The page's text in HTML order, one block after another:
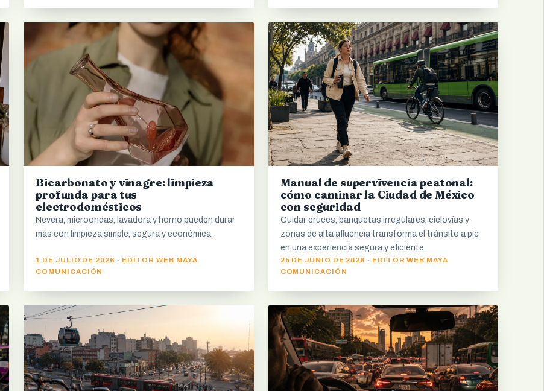
Bicarbonato y vinagre: limpieza
profunda para tus
electrodomésticos
Nevera, microondas, lavadora y horno pueden durar
más con limpieza simple, segura y económica.
1 DE JULIO DE 2026 · EDITOR WEB MAYA
COMUNICACIÓN
Manual de supervivencia peatonal:
cómo caminar la Ciudad de México
con seguridad
Cuidar cruces, banquetas irregulares, ciclovías y
zonas de alta afluencia transforma el tránsito a pie
en una experiencia segura y eficiente.
25 DE JUNIO DE 2026 · EDITOR WEB MAYA
COMUNICACIÓN